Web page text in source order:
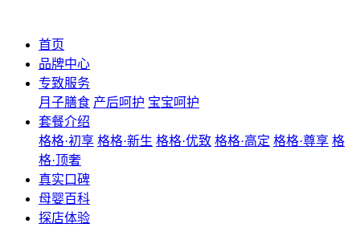
首页
品牌中心
专致服务
月子膳食 产后呵护 宝宝呵护
套餐介绍
格格·初享 格格·新生 格格·优致 格格·高定 格格·尊享 格
格·顶奢
真实口碑
母婴百科
探店体验